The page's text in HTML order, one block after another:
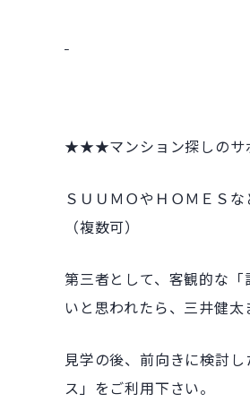
★★★マンション探しの
ＳＵＵＭＯやＨＯＭＥＳ
（複数可）
第三者として、客観的な
いと思われたら、三井健太
見学の後、前向きに検討
ス」をご利用下さい。